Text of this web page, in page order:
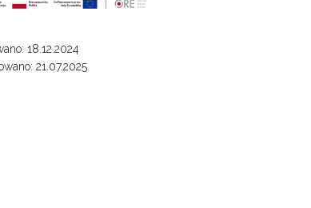
18.12.2024
21.07.2025